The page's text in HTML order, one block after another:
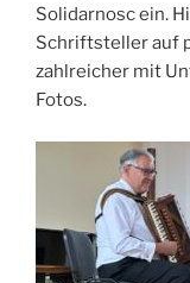
Solidarnosc ein.
Schriftsteller auf
zahlreicher mit
Fotos.